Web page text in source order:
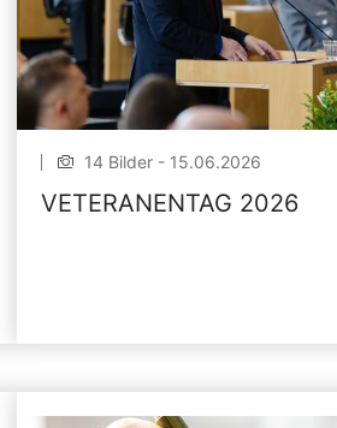
14 Bilder - 15.06.2026
VETERANENTAG 2026